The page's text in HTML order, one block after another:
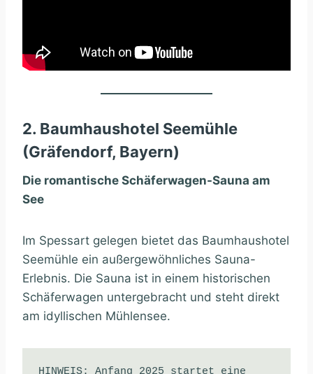
2. Baumhaushotel Seemühle
(Gräfendorf, Bayern)
Die romantische Schäferwagen-Sauna am
See
Im Spessart gelegen bietet das Baumhaushotel
Seemühle ein außergewöhnliches Sauna-
Erlebnis. Die Sauna ist in einem historischen
Schäferwagen untergebracht und steht direkt
am idyllischen Mühlensee.